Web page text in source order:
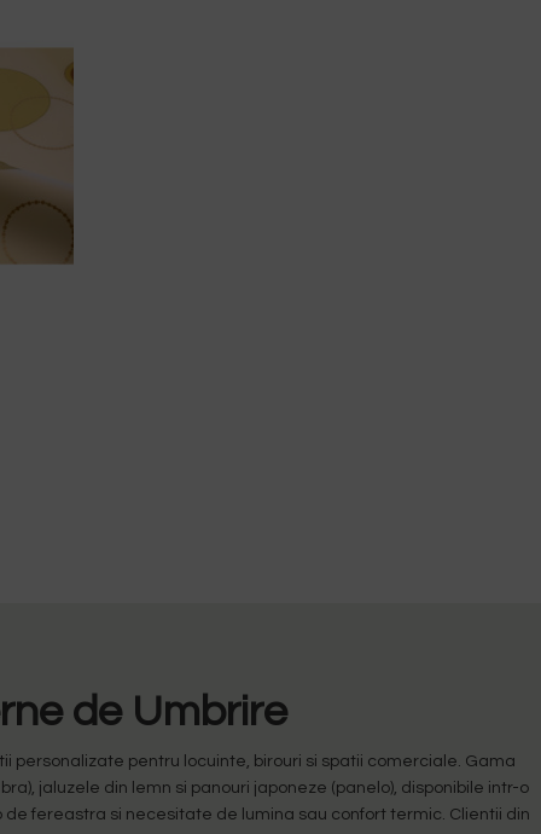
de Umbrire
personalizate pentru locuinte, birouri si spatii comerciale. Gama
jaluzele din lemn si panouri japoneze (panelo), disponibile intr-o
fereastra si necesitate de lumina sau confort termic. Clientii din